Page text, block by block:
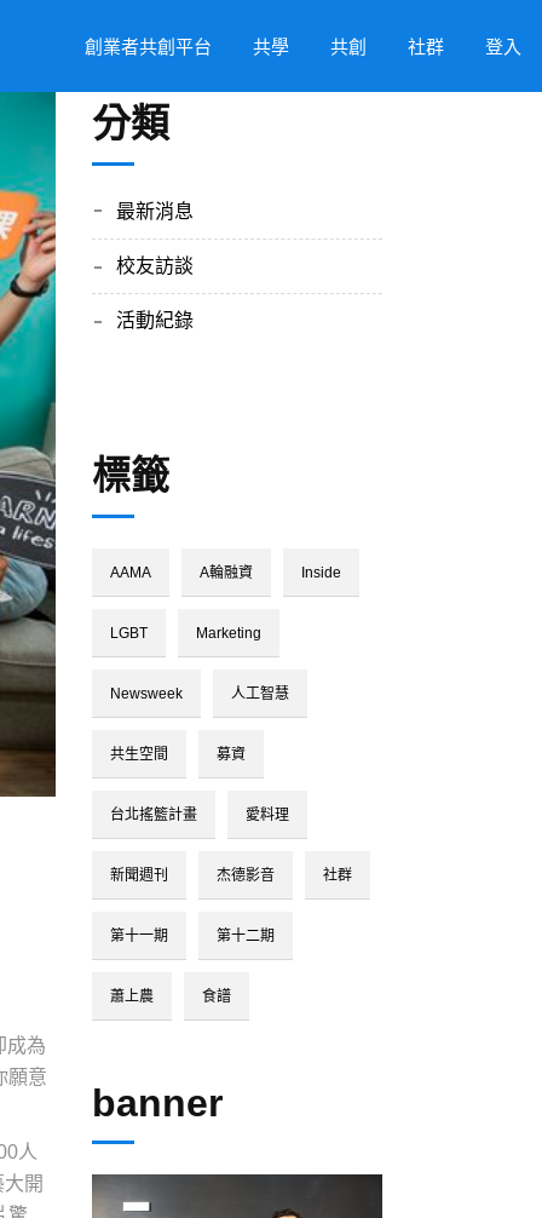
創業者共創平台 共學 共創 社群 登入
成為
願意
人
開
分類
最新消息
校友訪談
活動紀錄
標籤
AAMA A輪融資 Inside
LGBT Marketing
Newsweek 人工智慧
共生空間 募資
台北搖籃計畫 愛料理
新聞週刊 杰德影音 社群
第十一期 第十二期
蕭上農 食譜
banner